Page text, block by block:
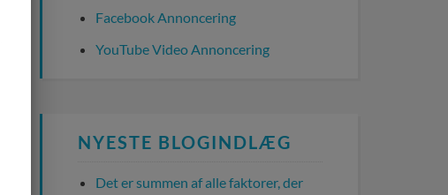
Facebook Annoncering
YouTube Video Annoncering
NYESTE BLOGINDLÆG
Det er summen af alle faktorer, der